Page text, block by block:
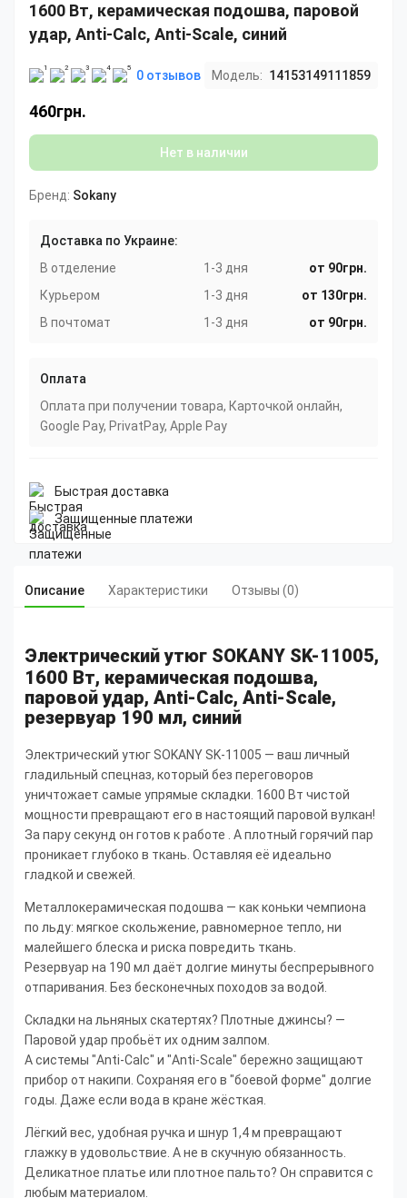
1600 Вт, керамическая подошва, паровой
удар, Anti-Calc, Anti-Scale, синий
0 отзывов Модель: 14153149111859
460грн.
Нет в наличии
Бренд: Sokany
Доставка по Украине:
В отделение
1-3 дня
от 90грн.
Курьером
1-3 дня
от 130грн.
В почтомат
1-3 дня от 90грн.
Оплата
Оплата при получении товара, Карточкой онлайн,
Google Pay, PrivatPay, Apple Pay
Быстрая доставка
Защищенные платежи
Описание Характеристики Отзывы (0)
Электрический утюг SOKANY SK-11005,
1600 Вт, керамическая подошва,
паровой удар, Anti-Calc, Anti-Scale,
резервуар 190 мл, синий
Электрический утюг SOKANY SK-11005 — ваш личный
гладильный спецназ, который без переговоров
уничтожает самые упрямые складки. 1600 Вт чистой
мощности превращают его в настоящий паровой вулкан!
За пару секунд он готов к работе . А плотный горячий пар
проникает глубоко в ткань. Оставляя её идеально
гладкой и свежей.
Металлокерамическая подошва — как коньки чемпиона
по льду: мягкое скольжение, равномерное тепло, ни
малейшего блеска и риска повредить ткань.
Резервуар на 190 мл даёт долгие минуты беспрерывного
отпаривания. Без бесконечных походов за водой.
Складки на льняных скатертях? Плотные джинсы? —
Паровой удар пробьёт их одним залпом.
А системы "Anti-Calc" и "Anti-Scale" бережно защищают
прибор от накипи. Сохраняя его в "боевой форме" долгие
годы. Даже если вода в кране жёсткая.
Лёгкий вес, удобная ручка и шнур 1,4 м превращают
глажку в удовольствие. А не в скучную обязанность.
Деликатное платье или плотное пальто? Он справится с
любым материалом.